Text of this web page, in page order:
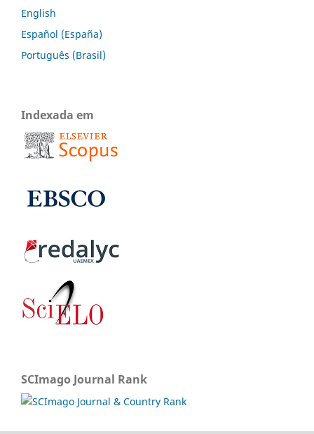
English
Español (España)
Português (Brasil)
Indexada em
SCImago Journal Rank